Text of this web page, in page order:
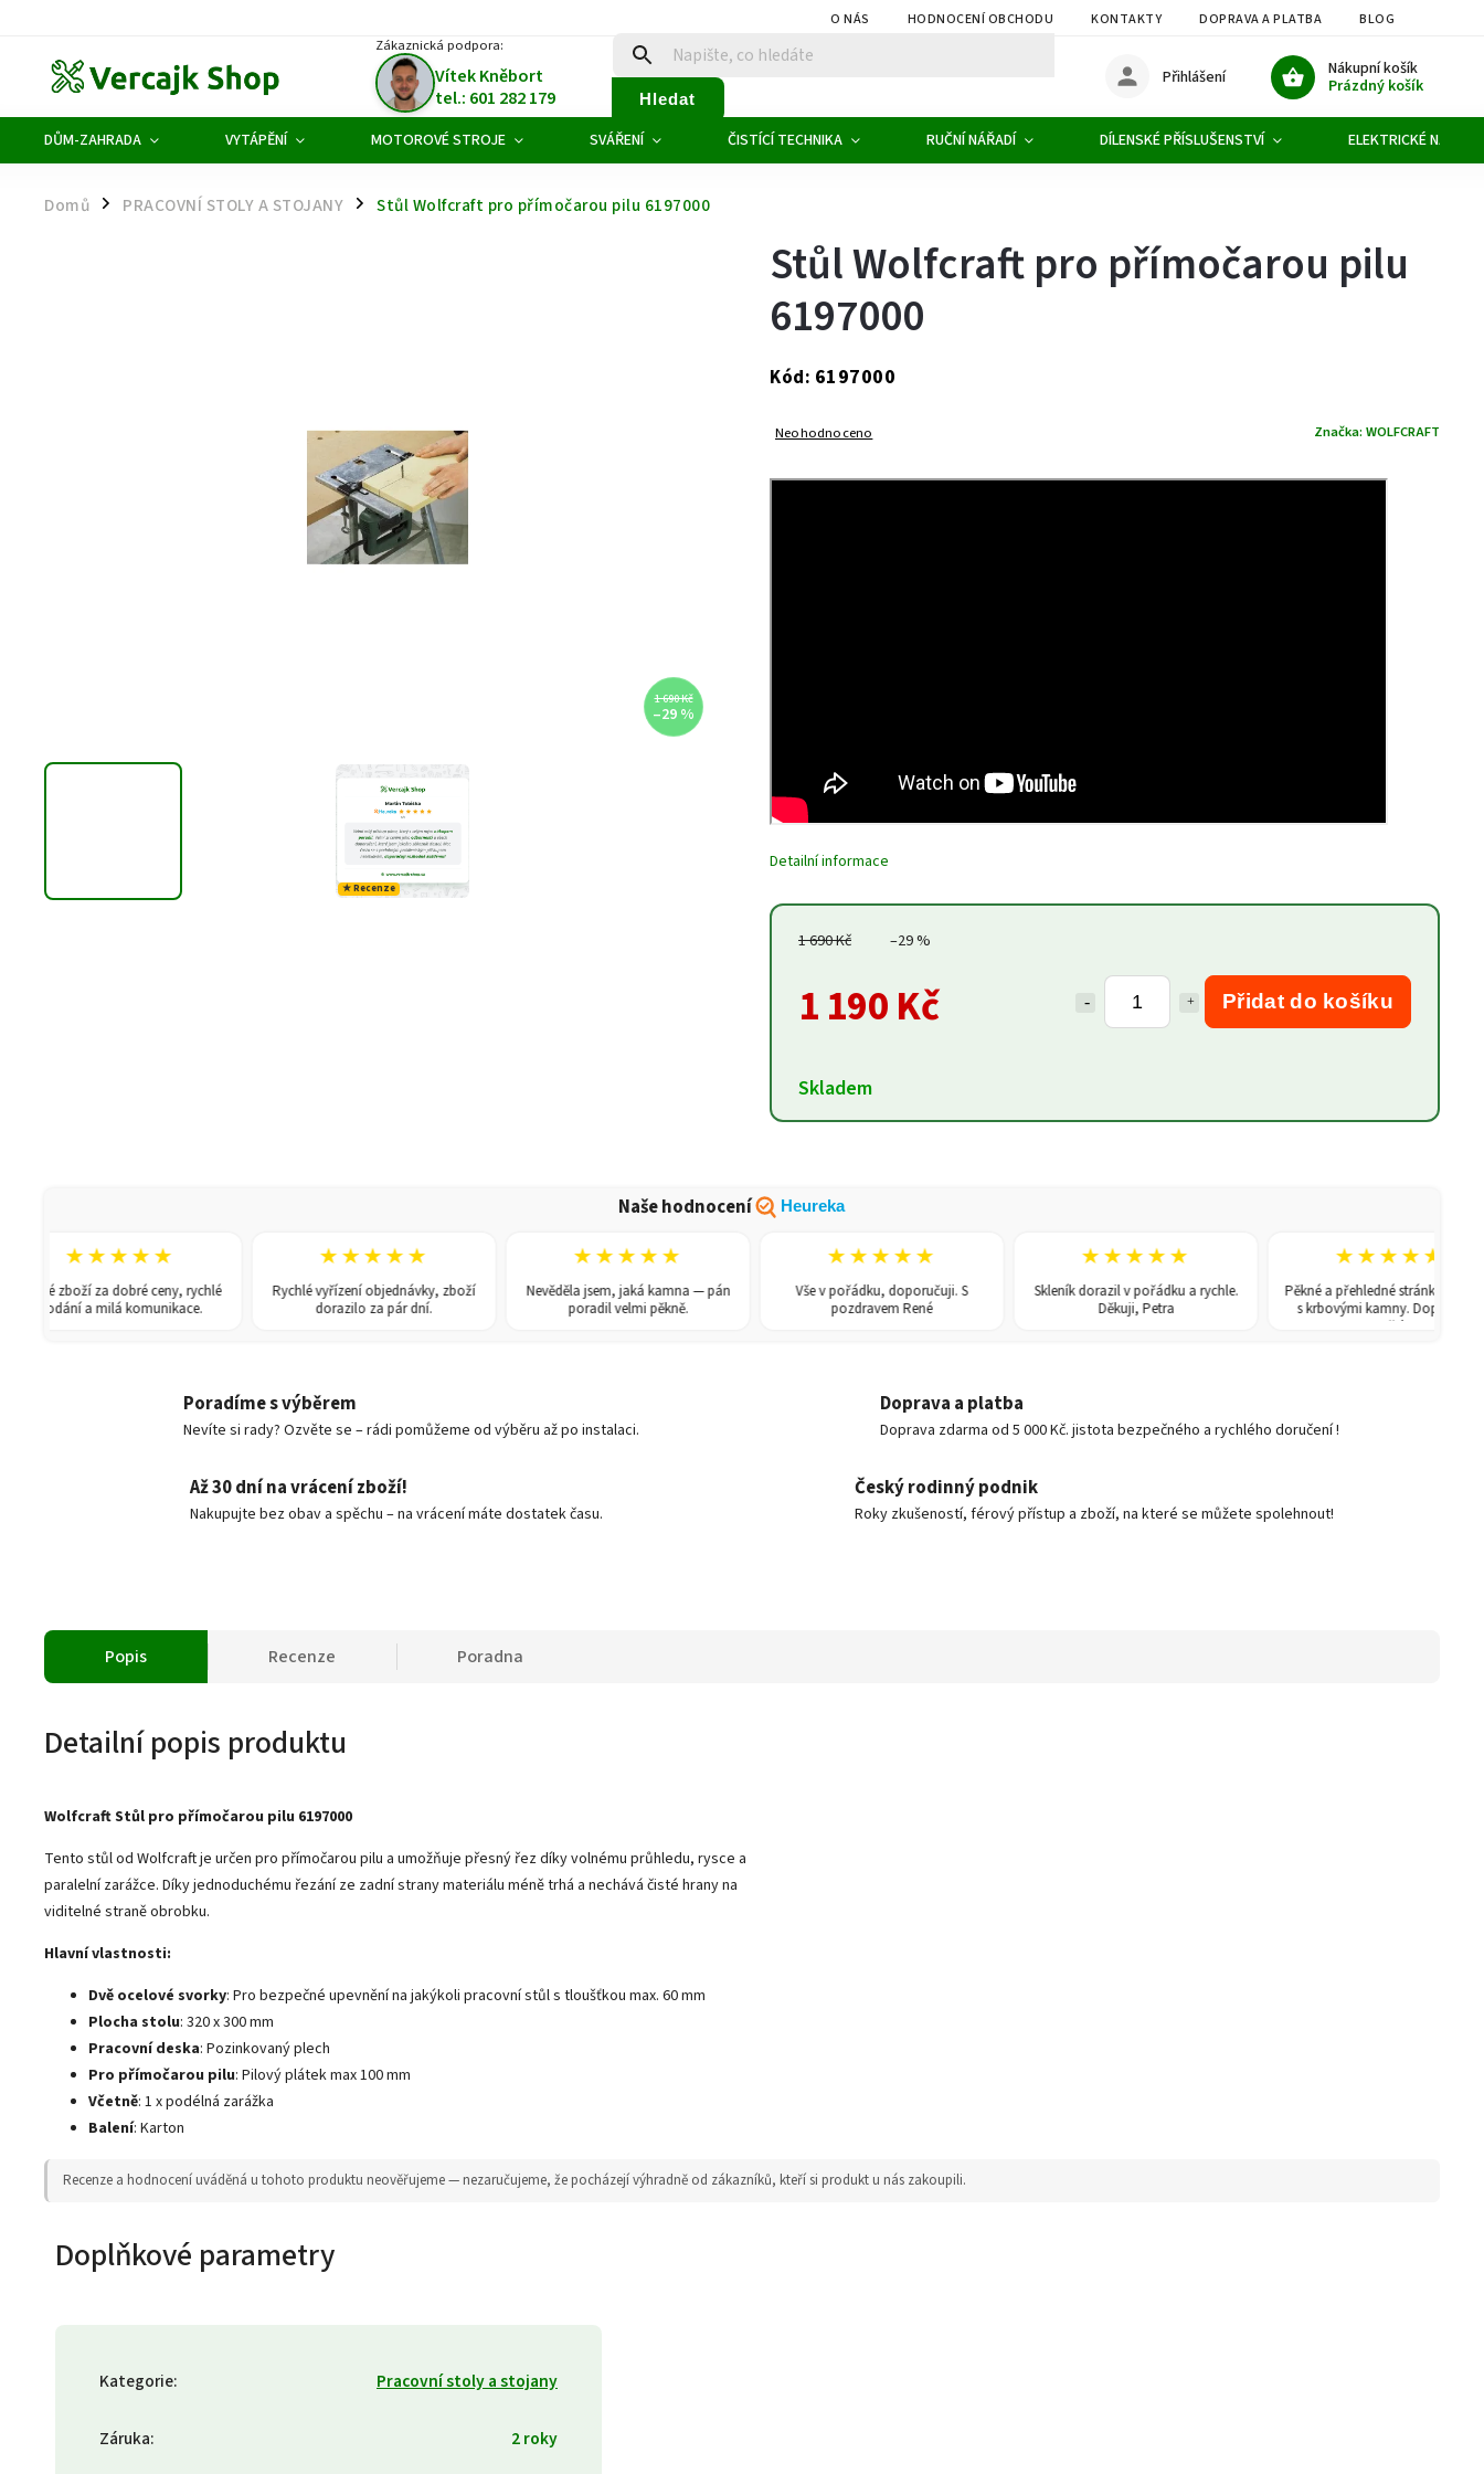
O NÁS HODNOCENÍ OBCHODU KONTAKTY DOPRAVA A PLATBA BLOG
Zákaznická podpora:
Vítek Kněbort
tel.: 601 282 179
Hledat
Nákupní košík
Prázdný košík
Přihlášení
DŮM-ZAHRADA VYTÁPĚNÍ MOTOROVÉ STROJE SVÁŘENÍ ČISTÍCÍ TECHNIKA RUČNÍ NÁŘADÍ DÍLENSKÉ PŘÍSLUŠENSTVÍ ELEKTRICKÉ NÁŘADÍ
Domů / PRACOVNÍ STOLY A STOJANY / Stůl Wolfcraft pro přímočarou pilu 6197000
1 690 Kč
–29 %
★ Recenze
1 690 Kč –29 %
1 190 Kč Přidat do košíku
Skladem
Stůl Wolfcraft pro přímočarou pilu
6197000
Kód: 6197000
Neohodnoceno Značka: WOLFCRAFT
Detailní informace
Naše hodnocení Heureka
★★★★★
zboží za dobré ceny, rychlé
dodání a milá komunikace.
★★★★★
Rychlé vyřízení objednávky, zboží
dorazilo za pár dní.
★★★★★
Nevěděla jsem, jaká kamna — pán
poradil velmi pěkně.
★★★★★
Vše v pořádku, doporučuji. S
pozdravem René
★★★★★
Skleník dorazil v pořádku a rychle.
Děkuji, Petra
★★★★★
Pěkné a přehledné stránky, poradili
s krbovými kamny. Doporučuji.
Poradíme s výběrem
Nevíte si rady? Ozvěte se – rádi pomůžeme od výběru až po instalaci.
Doprava a platba
Doprava zdarma od 5 000 Kč. jistota bezpečného a rychlého doručení !
Až 30 dní na vrácení zboží!
Nakupujte bez obav a spěchu – na vrácení máte dostatek času.
Český rodinný podnik
Roky zkušeností, férový přístup a zboží, na které se můžete spolehnout!
Popis Recenze Poradna
Detailní popis produktu
Wolfcraft Stůl pro přímočarou pilu 6197000
Tento stůl od Wolfcraft je určen pro přímočarou pilu a umožňuje přesný řez díky volnému průhledu, rysce a
paralelní zarážce. Díky jednoduchému řezání ze zadní strany materiálu méně trhá a nechává čisté hrany na
viditelné straně obrobku.
Hlavní vlastnosti:
Dvě ocelové svorky: Pro bezpečné upevnění na jakýkoli pracovní stůl s tloušťkou max. 60 mm
Plocha stolu: 320 x 300 mm
Pracovní deska: Pozinkovaný plech
Pro přímočarou pilu: Pilový plátek max 100 mm
Včetně: 1 x podélná zarážka
Balení: Karton
Recenze a hodnocení uváděná u tohoto produktu neověřujeme — nezaručujeme, že pocházejí výhradně od zákazníků, kteří si produkt u nás zakoupili.
Doplňkové parametry
Kategorie: Pracovní stoly a stojany
Záruka: 2 roky